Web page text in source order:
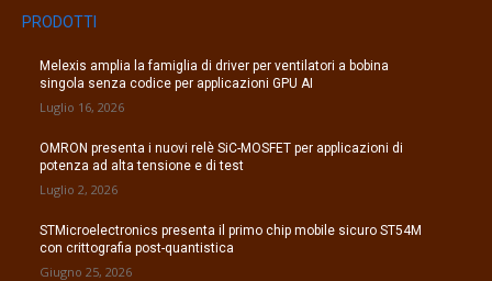
PRODOTTI
Melexis amplia la famiglia di driver per ventilatori a bobina
singola senza codice per applicazioni GPU AI
Luglio 16, 2026
OMRON presenta i nuovi relè SiC-MOSFET per applicazioni di
potenza ad alta tensione e di test
Luglio 2, 2026
STMicroelectronics presenta il primo chip mobile sicuro ST54M
con crittografia post-quantistica
Giugno 25, 2026